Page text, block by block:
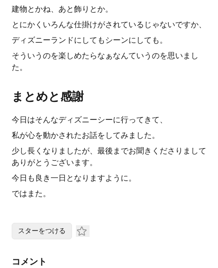
建物とかね、あと飾りとか。
とにかくいろんな仕掛けがされているじゃないですか、
ディズニーランドにしてもシーンにしても。
そういうのを楽しめたらなぁなんていうのを思いまし
た。
まとめと感謝
今日はそんなディズニーシーに行ってきて、
私が心を動かされたお話をしてみました。
少し長くなりましたが、最後までお聞きくださりまして
ありがとうございます。
今日も良き一日となりますように。
ではまた。
スターをつける
コメント